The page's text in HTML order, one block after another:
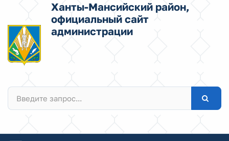
Ханты-Мансийский район,
официальный сайт
администрации